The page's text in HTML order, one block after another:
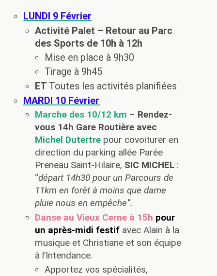
LUNDI 9 Février
Activité Palet – Retour au Parc
des Sports de 10h à 12h
Mise en place à 9h30
Tirage à 9h45
ET Toutes les activités planifiées
MARDI 10 Février
Marche des 10/12 km – Rendez-
vous 14h Gare Routière avec
Michel Dutertre pour covoiturer en
direction du parking allée Parée
Preneau Saint-Hilaire, SIC MICHEL :
“départ 14h30 pour un Parcours de
11km en forêt à moins que dame
pluie nous en empêche”.
Danse au Vieux Cerne à 15h pour
un après-midi festif avec Alain à la
musique et Christiane et son équipe
à l’Intendance.
Apportez vos spécialités,